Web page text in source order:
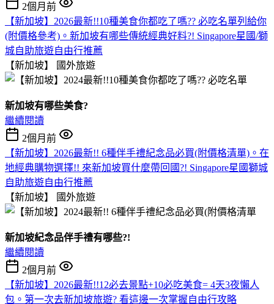
2個月前
【新加坡】2026最新!!10種美食你都吃了嗎?? 必吃名單列給你
(附價格參考)。新加坡有哪些傳統經典好料?! Singapore星國/獅
城自助旅遊自由行推薦
【新加坡】
國外旅遊
新加坡有哪些美食?
繼續閱讀
2個月前
【新加坡】2026最新!! 6種伴手禮紀念品必買(附價格清單)。在
地經典購物選擇!! 來新加坡買什麼帶回國?! Singapore星國獅城
自助旅遊自由行推薦
【新加坡】
國外旅遊
新加坡紀念品伴手禮有哪些?!
繼續閱讀
2個月前
【新加坡】2026最新!!12必去景點+10必吃美食= 4天3夜懶人
包。第一次去新加坡旅遊? 看這邊一次掌握自由行攻略